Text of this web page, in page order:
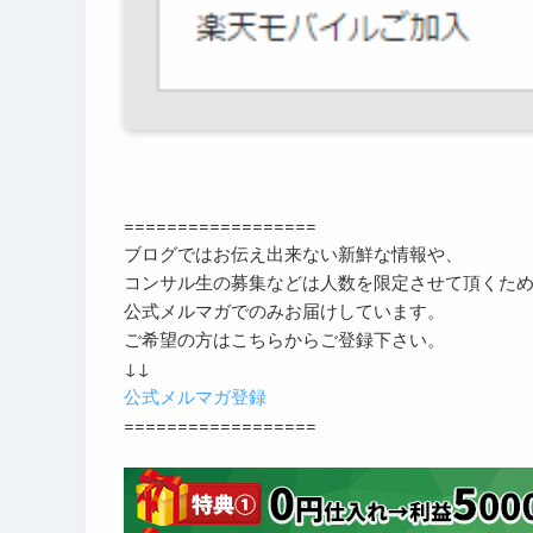
==================
ブログではお伝え出来ない新鮮な情報や、
コンサル生の募集などは人数を限定させて頂くため
公式メルマガでのみお届けしています。
ご希望の方はこちらからご登録下さい。
↓↓
公式メルマガ登録
==================